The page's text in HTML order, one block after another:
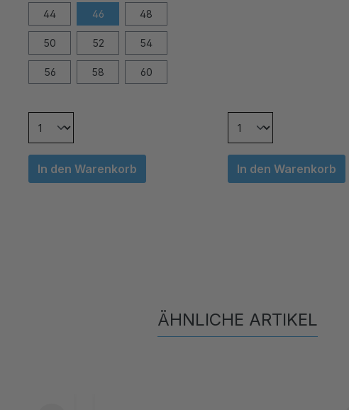
44 46 48
50 52 54
56 58 60
In den Warenkorb In den Warenkorb
ÄHNLICHE ARTIKEL